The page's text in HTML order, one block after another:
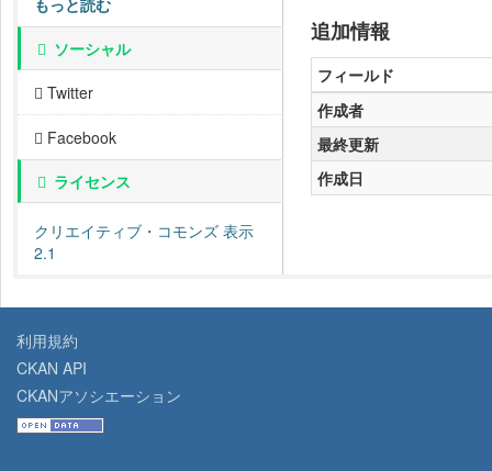
もっと読む
ソーシャル
Twitter
Facebook
ライセンス
クリエイティブ・コモンズ 表示
2.1
追加情報
フィールド
作成者
最終更新
作成日
利用規約
CKAN API
CKANアソシエーション